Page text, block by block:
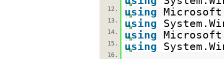
12. using
13. using
14. using
15. using
16.